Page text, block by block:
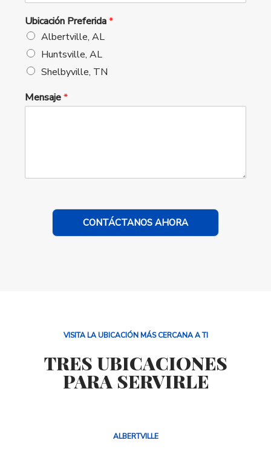
Ubicación Preferida*
Albertville, AL
Huntsville, AL
Shelbyville, TN
Mensaje*
CONTÁCTANOS AHORA
VISITA LA UBICACIÓN MÁS CERCANA A TI
TRES UBICACIONES
PARA SERVIRLE
ALBERTVILLE